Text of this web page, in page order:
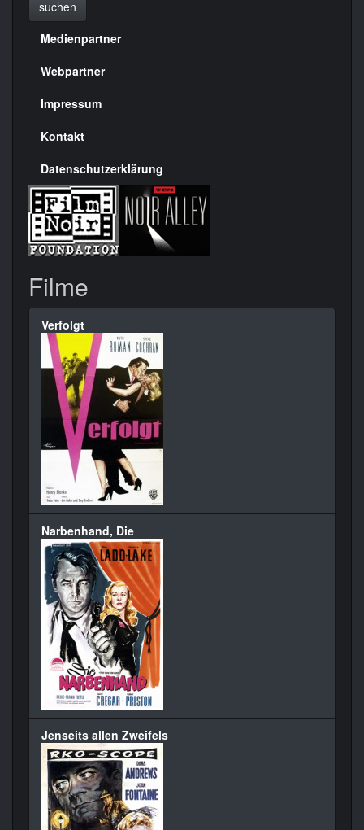
suchen
Menülinks
rechte
Seite
Medienpartner
Webpartner
Impressum
Kontakt
Datenschutzerklärung
Filme
Verfolgt
Narbenhand, Die
Jenseits allen Zweifels